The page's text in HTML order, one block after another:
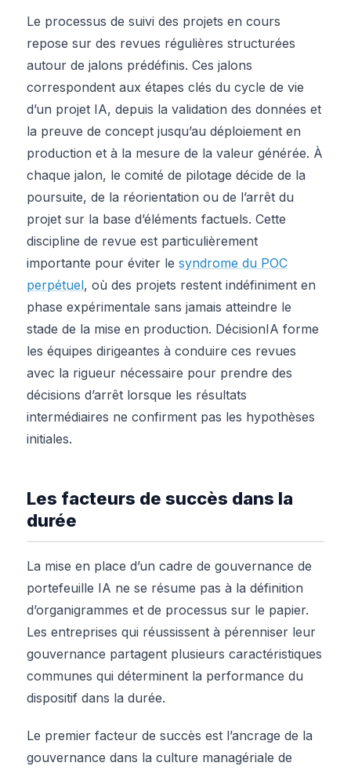
Le processus de suivi des projets en cours
repose sur des revues régulières structurées
autour de jalons prédéfinis. Ces jalons
correspondent aux étapes clés du cycle de vie
d’un projet IA, depuis la validation des données et
la preuve de concept jusqu’au déploiement en
production et à la mesure de la valeur générée. À
chaque jalon, le comité de pilotage décide de la
poursuite, de la réorientation ou de l’arrêt du
projet sur la base d’éléments factuels. Cette
discipline de revue est particulièrement
importante pour éviter le syndrome du POC
perpétuel, où des projets restent indéfiniment en
phase expérimentale sans jamais atteindre le
stade de la mise en production. DécisionIA forme
les équipes dirigeantes à conduire ces revues
avec la rigueur nécessaire pour prendre des
décisions d’arrêt lorsque les résultats
intermédiaires ne confirment pas les hypothèses
initiales.
Les facteurs de succès dans la
durée
La mise en place d’un cadre de gouvernance de
portefeuille IA ne se résume pas à la définition
d’organigrammes et de processus sur le papier.
Les entreprises qui réussissent à pérenniser leur
gouvernance partagent plusieurs caractéristiques
communes qui déterminent la performance du
dispositif dans la durée.
Le premier facteur de succès est l’ancrage de la
gouvernance dans la culture managériale de